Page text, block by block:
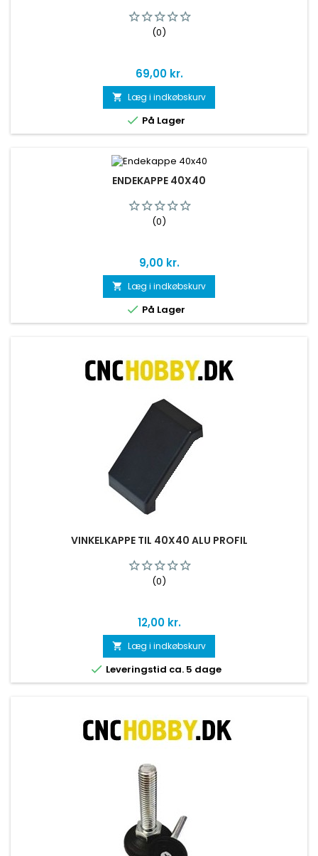
(0)
Pris
69,00 kr.
 Læg i indkøbskurv
 På Lager
ENDEKAPPE 40X40
(0)
Pris
9,00 kr.
 Læg i indkøbskurv
 På Lager
VINKELKAPPE TIL 40X40 ALU PROFIL
(0)
Pris
12,00 kr.
 Læg i indkøbskurv
 Leveringstid ca. 5 dage